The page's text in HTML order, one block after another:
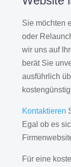
Sie möchten
oder
wir uns auf
berät Sie
ausführlich
Kontaktieren
Egal ob es
Für eine